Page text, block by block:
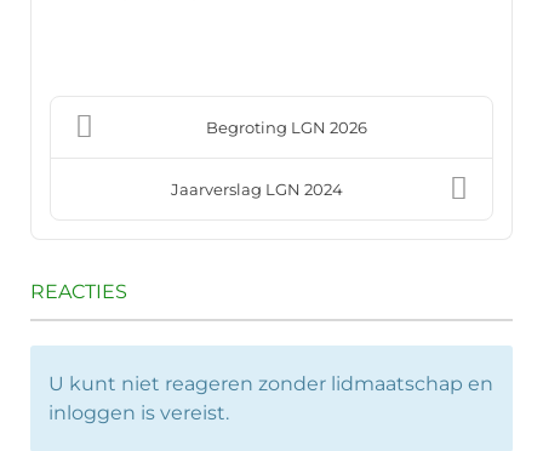
Begroting LGN 2026
Jaarverslag LGN 2024
REACTIES
U kunt niet reageren zonder lidmaatschap en
inloggen is vereist.